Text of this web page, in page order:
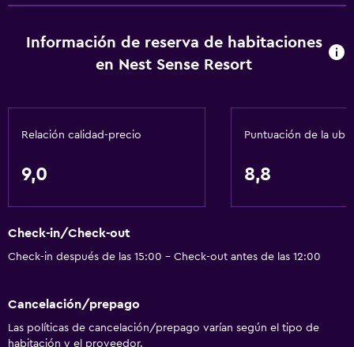
Información de reserva de habitaciones
en Nest Sense Resort
Relación calidad-precio
9,0
Puntuación de la
8,8
Check-in/Check-out
Check-in después de las 15:00 - Check-out antes de las 12:00
Cancelación/prepago
Las políticas de cancelación/prepago varían según el tipo de
habitación y el proveedor.